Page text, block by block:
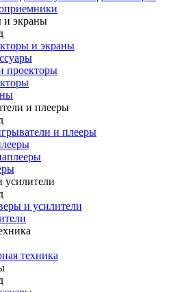
и экраны
и экраны
проекторы
и плееры
и плееры
усилители
и усилители
техника